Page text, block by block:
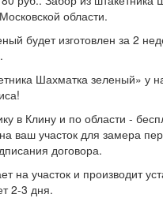
области.
будет изготовлен за 2
Шахматка зеленый» у
в Клину и по области -
ваш участок для замера
договора.
на участок и производит
2-3 дня.